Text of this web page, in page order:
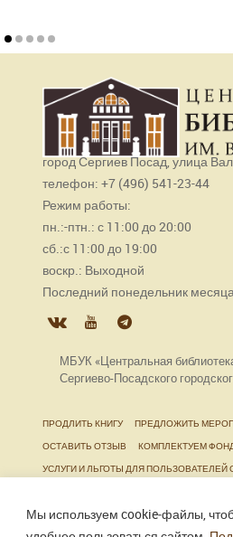
Мы используем cookie‑файлы,
город Сергиев Посад, улица
телефон: +7 (496) 541-23-44
Режим работы:
пн.:-птн.: с 11:00 до 20:00
сб.:с 11:00 до 19:00
воскр.: Выходной
Последний понедельник
МБУК «Центральная
Сергиево-Посадского
ПРОДЛИТЬ КНИГУ
ПРЕДЛОЖИТЬ
ОСТАВИТЬ ОТЗЫВ
КОМПЛЕКТУЕМ
УСЛУГИ И ЛЬГОТЫ ДЛЯ ПОЛЬЗОВАТЕЛЕЙ
ЖИЗНЕДЕЯТЕЛЬНОСТИ